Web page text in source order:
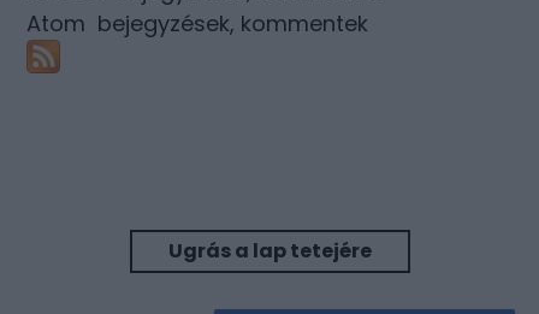
Atom bejegyzések, kommentek
Ugrás a lap tetejére